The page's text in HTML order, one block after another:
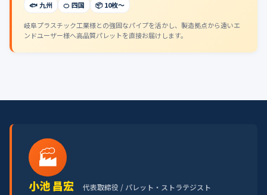
🐟 九州 🍊 四国 📦 10枚〜
岐阜プラスチック工業様との強固なパイプを活かし、製造拠点から遠いエ
ンドユーザー様へ高品質パレットを直接お届けします。
🏭
小池 昌宏 代表取締役 / パレット・ストラテジスト